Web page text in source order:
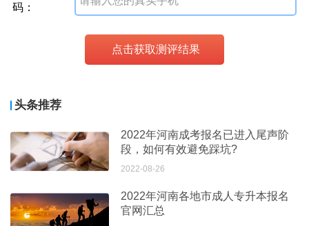
码：
头条推荐
2022年河南成考报名已进入尾声阶
段，如何有效避免踩坑?
2022-08-26
2022年河南各地市成人专升本报名
官网汇总